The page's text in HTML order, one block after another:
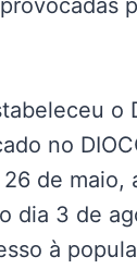
o
no
de maio,
dia 3 de
à